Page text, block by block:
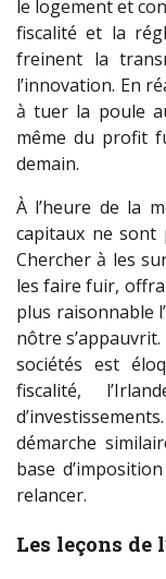
le logement et
fiscalité et la
freinent la
l’innovation. En
à tuer la poule
même du profit
demain.
À l’heure de la
capitaux ne sont
Chercher à les
les faire fuir,
plus raisonnable
nôtre s’appauvrit.
sociétés est
fiscalité,
démarche
base
relancer.
Les leçons de